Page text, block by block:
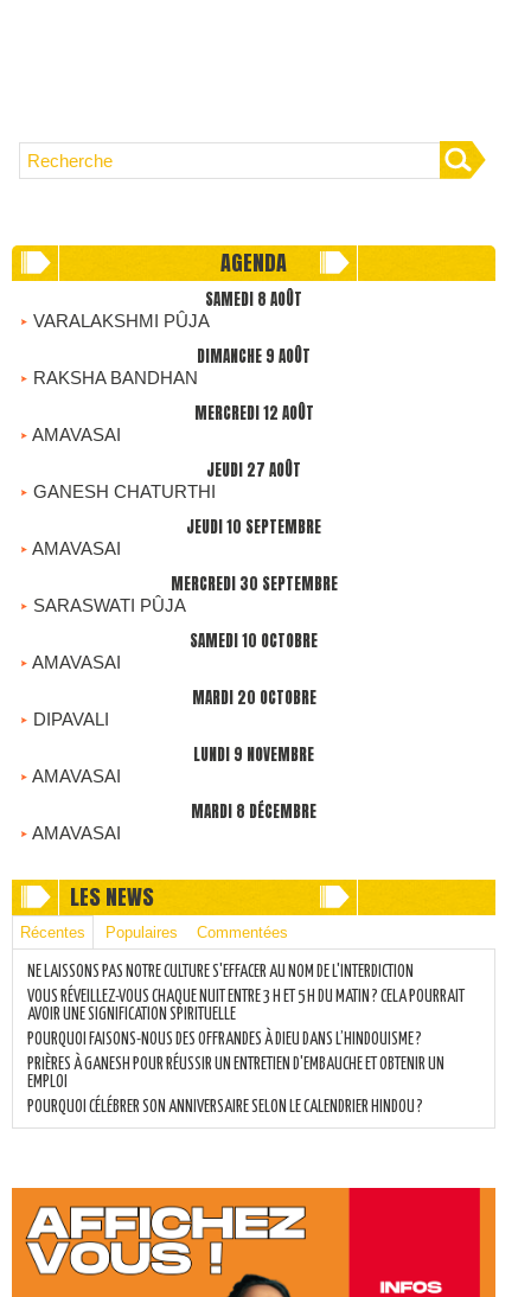
AGENDA
SAMEDI 8 AOÛT
VARALAKSHMI PÛJA
DIMANCHE 9 AOÛT
RAKSHA BANDHAN
MERCREDI 12 AOÛT
AMAVASAI
JEUDI 27 AOÛT
GANESH CHATURTHI
JEUDI 10 SEPTEMBRE
AMAVASAI
MERCREDI 30 SEPTEMBRE
SARASWATI PÛJA
SAMEDI 10 OCTOBRE
AMAVASAI
MARDI 20 OCTOBRE
DIPAVALI
LUNDI 9 NOVEMBRE
AMAVASAI
MARDI 8 DÉCEMBRE
AMAVASAI
LES NEWS
Récentes Populaires Commentées
NE LAISSONS PAS NOTRE CULTURE S'EFFACER AU NOM DE L'INTERDICTION
VOUS RÉVEILLEZ-VOUS CHAQUE NUIT ENTRE 3 H ET 5 H DU MATIN ? CELA POURRAIT
AVOIR UNE SIGNIFICATION SPIRITUELLE
POURQUOI FAISONS-NOUS DES OFFRANDES À DIEU DANS L’HINDOUISME ?
PRIÈRES À GANESH POUR RÉUSSIR UN ENTRETIEN D'EMBAUCHE ET OBTENIR UN
EMPLOI
POURQUOI CÉLÉBRER SON ANNIVERSAIRE SELON LE CALENDRIER HINDOU ?